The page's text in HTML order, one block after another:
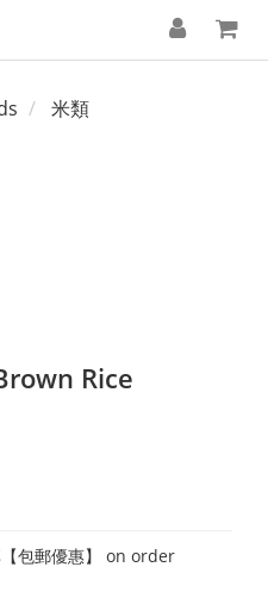
米類
Rice
包郵優惠】 on order